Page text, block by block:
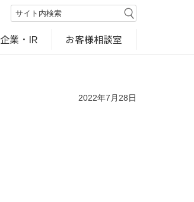
企業・IR お客様相談室
2022年7月28日